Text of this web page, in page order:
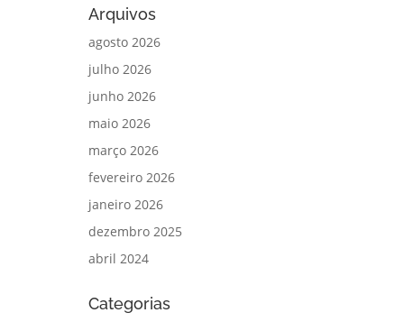
Arquivos
agosto 2026
julho 2026
junho 2026
maio 2026
março 2026
fevereiro 2026
janeiro 2026
dezembro 2025
abril 2024
Categorias